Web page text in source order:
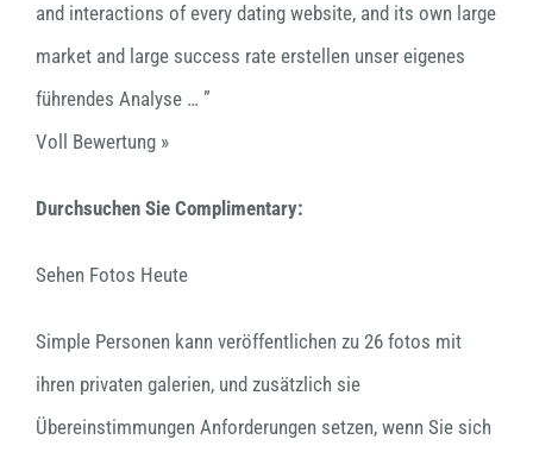
and interactions of every dating website, and its own large
market and large success rate erstellen unser eigenes
führendes Analyse … ”
Voll Bewertung »
Durchsuchen Sie Complimentary:
Sehen Fotos Heute
Simple Personen kann veröffentlichen zu 26 fotos mit
ihren privaten galerien, und zusätzlich sie
Übereinstimmungen Anforderungen setzen, wenn Sie sich